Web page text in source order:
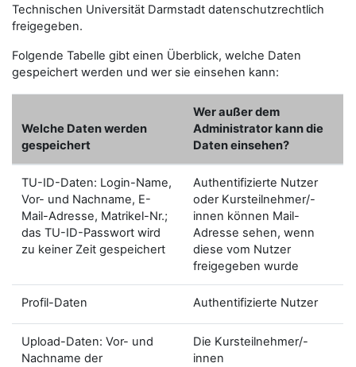
Technischen Universität Darmstadt datenschutzrechtlich
freigegeben.
Folgende Tabelle gibt einen Überblick, welche Daten
gespeichert werden und wer sie einsehen kann:
Welche Daten werden
gespeichert
Wer außer dem
Administrator kann die
Daten einsehen?
TU-ID-Daten: Login-Name,
Vor- und Nachname, E-
Mail-Adresse, Matrikel-Nr.;
das TU-ID-Passwort wird
zu keiner Zeit gespeichert
Authentifizierte Nutzer
oder Kursteilnehmer/-
innen können Mail-
Adresse sehen, wenn
diese vom Nutzer
freigegeben wurde
Profil-Daten Authentifizierte Nutzer
Upload-Daten: Vor- und
Nachname der
Die Kursteilnehmer/-
innen